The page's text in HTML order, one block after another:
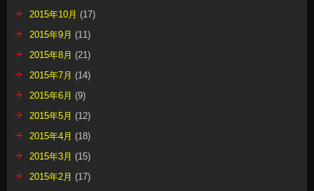
2015年10月 (17)
2015年9月 (11)
2015年8月 (21)
2015年7月 (14)
2015年6月 (9)
2015年5月 (12)
2015年4月 (18)
2015年3月 (15)
2015年2月 (17)